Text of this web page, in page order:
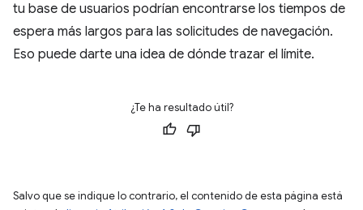
tu base de usuarios podrían encontrarse los tiempos de
espera más largos para las solicitudes de navegación.
Eso puede darte una idea de dónde trazar el límite.
¿Te ha resultado útil?
Salvo que se indique lo contrario, el contenido de esta página está